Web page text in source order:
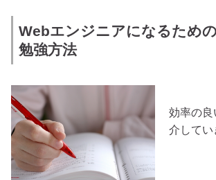
Webエンジニアになるため
勉強方法
効率の良
介してい